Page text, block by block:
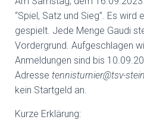
“Spiel, Satz und Sieg”. Es wird
gespielt. Jede Menge Gaudi
Vordergrund. Aufgeschlagen
Anmeldungen sind bis
Adresse tennisturnier@tsv-
kein Startgeld an.
Kurze Erklärung: